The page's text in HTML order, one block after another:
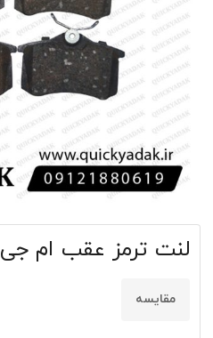
لنت ترمز عقب ام جی 350
مقایسه